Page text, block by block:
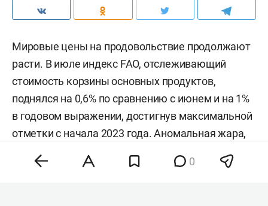
Мировые цены на продовольствие продолжают
расти. В июле индекс FAO, отслеживающий
стоимость корзины основных продуктов,
поднялся на 0,6% по сравнению с июнем и на 1%
в годовом выражении, достигнув максимальной
отметки с начала 2023 года. Аномальная жара,
нестабильность на энергетических рынках и
геополитическая напряженность разогнали
0